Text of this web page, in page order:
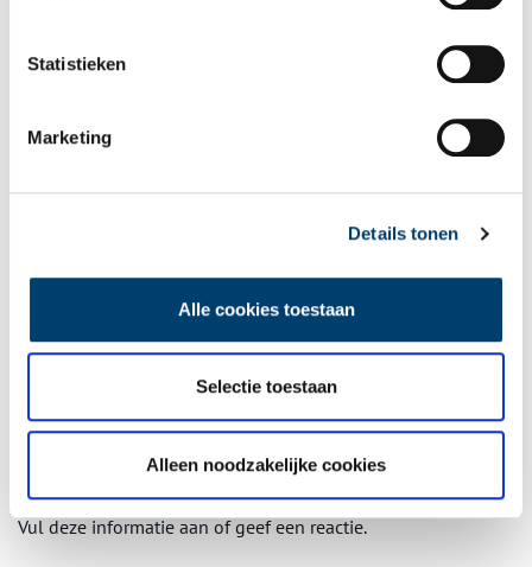
Statistieken
Marketing
Details tonen
Alle cookies toestaan
Selectie toestaan
Alleen noodzakelijke cookies
Ontvang de nieuwsbrief
Wilt u op de hoogte blijven van de mooiste verhalen en het
wekelijkse nieuwsbrief!
Bij inschrijving gaat u akkoord met onsprivacybeleid
Aanvullingen
Vul deze informatie aan of geef een reactie.